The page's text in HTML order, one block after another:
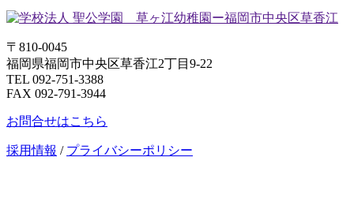
〒810-0045
福岡県福岡市中央区草香江2丁目9-22
TEL 092-751-3388
FAX 092-791-3944
お問合せはこちら
採用情報 / プライバシーポリシー